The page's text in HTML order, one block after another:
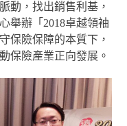
動，找出銷售利基，
舉辦「2018卓越領袖
保險保障的本質下，
保險產業正向發展。